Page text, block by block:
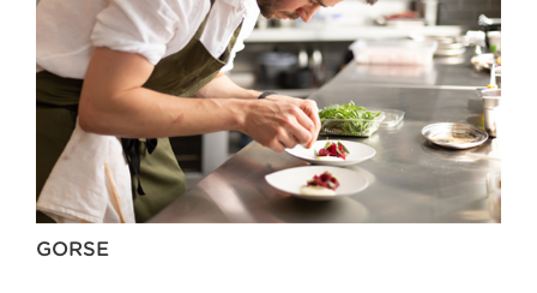
GORSE